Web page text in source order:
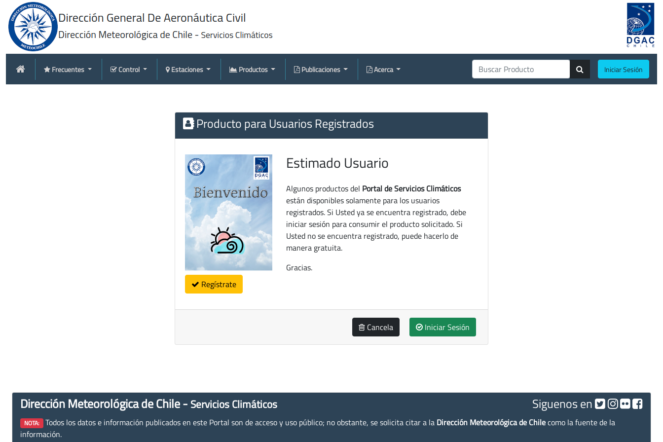
Frecuentes Control Estaciones Productos Publicaciones Acerca Iniciar Sesión
Producto para Usuarios Registrados
Regístrate
Estimado Usuario
Algunos productos del Portal de Servicios Climáticos
están disponibles solamente para los usuarios
registrados. Si Usted ya se encuentra registrado, debe
iniciar sesión para consumir el producto solicitado. Si
Usted no se encuentra registrado, puede hacerlo de
manera gratuita.
Gracias.
Cancela Iniciar Sesión
Dirección Meteorológica de Chile - Servicios Climáticos Siguenos en
NOTA: Todos los datos e información publicados en este Portal son de acceso y uso público; no obstante, se solicita citar a la Dirección Meteorológica de Chilecomo la fuente de la
información.